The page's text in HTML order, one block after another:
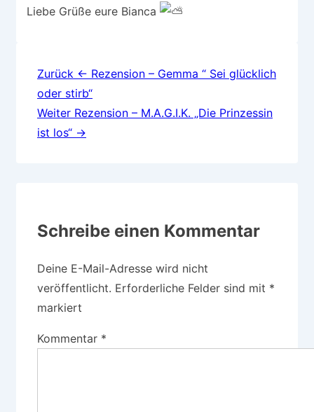
Liebe Grüße eure Bianca
Beitragsnavigation
Zurück ← Rezension – Gemma “ Sei glücklich
oder stirb“
Weiter Rezension – M.A.G.I.K. „Die Prinzessin
ist los“ →
Schreibe einen Kommentar
Deine E-Mail-Adresse wird nicht
veröffentlicht. Erforderliche Felder sind mit *
markiert
Kommentar *